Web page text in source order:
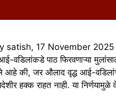
satish, 17 November 2025
वडिलांकडे पाठ फिरवणाऱ्या
आहे की, जर औलाद वृद्ध आई-
हक्क राहत नाही. या